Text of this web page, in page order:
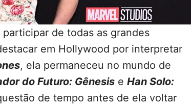
de todas as grandes
em Hollywood por interpretar
, ela permaneceu no mundo de
do Futuro: Gênesis e Han Solo:
de tempo antes de ela voltar